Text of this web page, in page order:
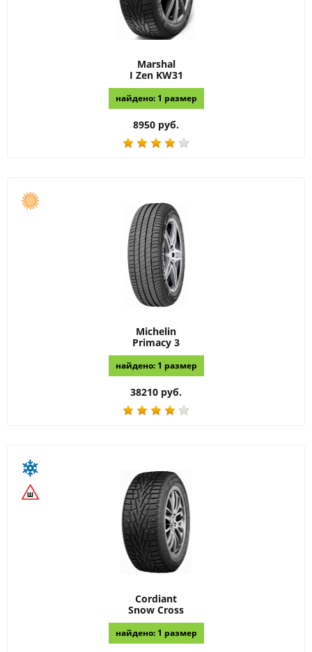
Marshal
I Zen KW31
найдено: 1 размер
8950 руб.
Michelin
Primacy 3
найдено: 1 размер
38210 руб.
Cordiant
Snow Cross
найдено: 1 размер